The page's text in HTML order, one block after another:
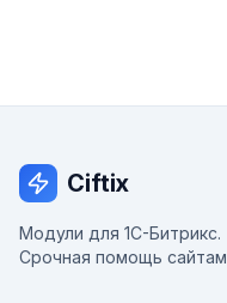
Ciftix
Модули для 1С-Битрикс.
Срочная помощь